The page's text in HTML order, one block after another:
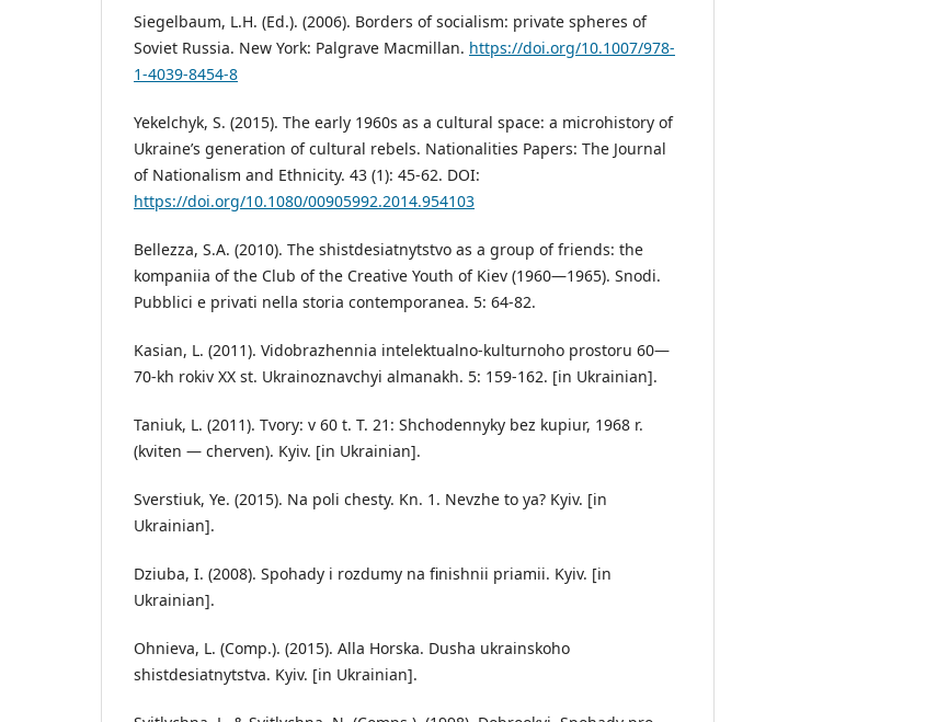
Siegelbaum, L.H. (Ed.). (2006). Borders of socialism: private spheres of
Soviet Russia. New York: Palgrave Macmillan. https://doi.org/10.1007/978-
1-4039-8454-8
Yekelchyk, S. (2015). The early 1960s as a cultural space: a microhistory of
Ukraine’s generation of cultural rebels. Nationalities Papers: The Journal
of Nationalism and Ethnicity. 43 (1): 45-62. DOI:
https://doi.org/10.1080/00905992.2014.954103
Bellezza, S.A. (2010). The shistdesiatnytstvo as a group of friends: the
kompaniia of the Club of the Creative Youth of Kiev (1960—1965). Snodi.
Pubblici e privati nella storia contemporanea. 5: 64-82.
Kasian, L. (2011). Vidobrazhennia intelektualno-kulturnoho prostoru 60—
70-kh rokiv XX st. Ukrainoznavchyi almanakh. 5: 159-162. [in Ukrainian].
Taniuk, L. (2011). Tvory: v 60 t. T. 21: Shchodennyky bez kupiur, 1968 r.
(kviten — cherven). Kyiv. [in Ukrainian].
Sverstiuk, Ye. (2015). Na poli chesty. Kn. 1. Nevzhe to ya? Kyiv. [in
Ukrainian].
Dziuba, I. (2008). Spohady i rozdumy na finishnii priamii. Kyiv. [in
Ukrainian].
Ohnieva, L. (Comp.). (2015). Alla Horska. Dusha ukrainskoho
shistdesiatnytstva. Kyiv. [in Ukrainian].